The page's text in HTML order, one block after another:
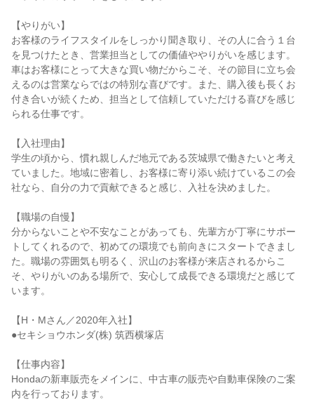
【やりがい】
お客様のライフスタイルをしっかり聞き取り、その人に合う１台
を見つけたとき、営業担当としての価値ややりがいを感じます。
車はお客様にとって大きな買い物だからこそ、その節目に立ち会
えるのは営業ならではの特別な喜びです。また、購入後も長くお
付き合いが続くため、担当として信頼していただける喜びを感じ
られる仕事です。
【入社理由】
学生の頃から、慣れ親しんだ地元である茨城県で働きたいと考え
ていました。地域に密着し、お客様に寄り添い続けているこの会
社なら、自分の力で貢献できると感じ、入社を決めました。
【職場の自慢】
分からないことや不安なことがあっても、先輩方が丁寧にサポー
トしてくれるので、初めての環境でも前向きにスタートできまし
た。職場の雰囲気も明るく、沢山のお客様が来店されるからこ
そ、やりがいのある場所で、安心して成長できる環境だと感じて
います。
【H・Mさん／2020年入社】
●セキショウホンダ(株) 筑西横塚店
【仕事内容】
Hondaの新車販売をメインに、中古車の販売や自動車保険のご案
内を行っております。